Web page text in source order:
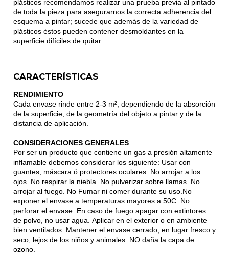
plásticos recomendamos realizar una prueba previa al pintado
de toda la pieza para asegurarnos la correcta adherencia del
esquema a pintar; sucede que además de la variedad de
plásticos éstos pueden contener desmoldantes en la
superficie difíciles de quitar.
CARACTERÍSTICAS
RENDIMIENTO
Cada envase rinde entre 2-3 m², dependiendo de la absorción
de la superficie, de la geometría del objeto a pintar y de la
distancia de aplicación.
CONSIDERACIONES GENERALES
Por ser un producto que contiene un gas a presión altamente
inflamable debemos considerar los siguiente: Usar con
guantes, máscara ó protectores oculares. No arrojar a los
ojos. No respirar la niebla. No pulverizar sobre llamas. No
arrojar al fuego. No Fumar ni comer durante su uso.No
exponer el envase a temperaturas mayores a 50C. No
perforar el envase. En caso de fuego apagar con extintores
de polvo, no usar agua. Aplicar en el exterior o en ambiente
bien ventilados. Mantener el envase cerrado, en lugar fresco y
seco, lejos de los niños y animales. NO daña la capa de
ozono.